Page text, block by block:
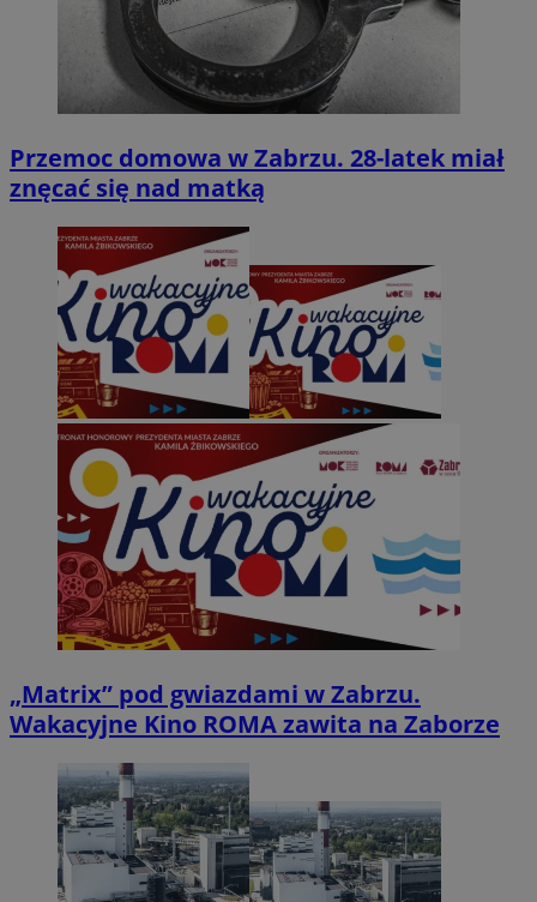
Przemoc domowa w Zabrzu. 28-latek miał
znęcać się nad matką
„Matrix” pod gwiazdami w Zabrzu.
Wakacyjne Kino ROMA zawita na Zaborze